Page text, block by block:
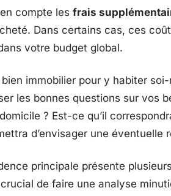
compte les frais
Dans certains cas, ces
votre budget global.
bien immobilier pour y habiter
les bonnes questions sur vos
? Est-ce qu’il
d’envisager une éventuelle
principale présente
de faire une analyse